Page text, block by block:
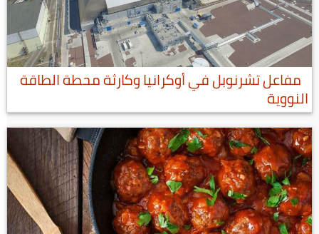
مفاعل تشرنوبل في أوكرانيا وكارثة محطة الطاقة
النووية